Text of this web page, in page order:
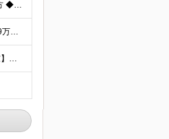
★学歴不問 ★未経験OK 【こんな方はぜひご応募を！】 ◆誰かのためになる仕事に就きたい方 ◆人に寄り添い、相手の心を大切にできる方 ◆保険の知識を身につけて、長く働きたい方 ◆人と話すのが好きで、
★固定給だけで年収524万円も可能！ ★入社3年目で年収650万円も！ 【未経験者】 ◆月給29万円～51万円（店舗手当・営業手当など一律手当含む）＋インセンティブ＋他各種手当＋決算賞与あり（会社業
＼全国97店舗で募集中！希望を考慮◎「自宅の近くで働きたい」もOK／ 【希望勤務地を考慮】全97店舗／北海道・東京・神奈川・千葉・埼玉・石川・静岡・愛知・大阪・兵庫・福岡の『保険クリニック』直営店